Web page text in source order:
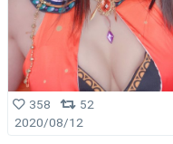
358
52
2020/08/12